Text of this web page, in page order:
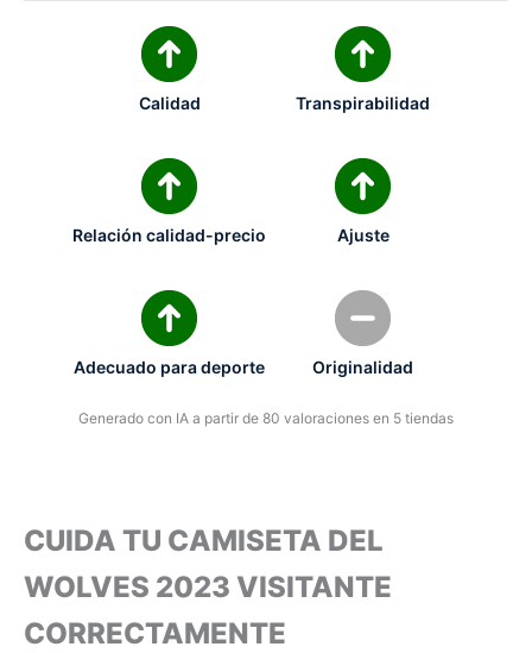
Calidad Transpirabilidad
Relación calidad-precio Ajuste
Adecuado para deporte Originalidad
Generado con IA a partir de 80 valoraciones en 5 tiendas
CUIDA TU CAMISETA DEL
WOLVES 2023 VISITANTE
CORRECTAMENTE